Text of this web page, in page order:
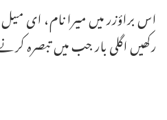
اس براؤزر میں میرا نام، ای
رکھیں اگلی بار جب میں تبصرہ